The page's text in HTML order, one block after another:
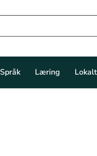
Språk Læring Lokalt